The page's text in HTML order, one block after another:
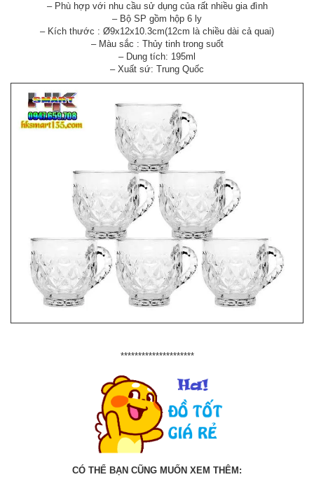
– Phù hợp với nhu cầu sử dụng của rất nhiều gia đình
– Bộ SP gồm hộp 6 ly
– Kích thước : Ø9x12x10.3cm(12cm là chiều dài cả quai)
– Màu sắc : Thủy tinh trong suốt
– Dung tích: 195ml
– Xuất sứ: Trung Quốc
*********************
CÓ THỂ BẠN CŨNG MUỐN XEM THÊM: